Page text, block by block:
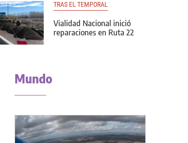
TRAS EL TEMPORAL
Vialidad Nacional inició
reparaciones en Ruta 22
Mundo